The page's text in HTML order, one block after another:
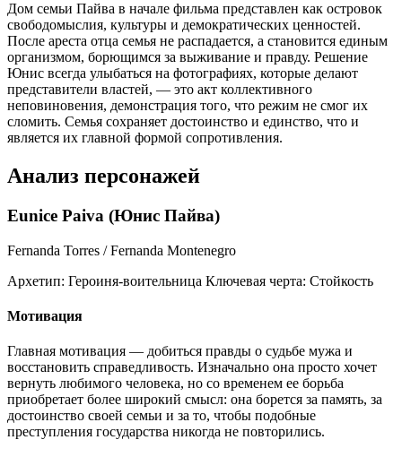
Дом семьи Пайва в начале фильма представлен как островок
свободомыслия, культуры и демократических ценностей.
После ареста отца семья не распадается, а становится единым
организмом, борющимся за выживание и правду. Решение
Юнис всегда улыбаться на фотографиях, которые делают
представители властей, — это акт коллективного
неповиновения, демонстрация того, что режим не смог их
сломить. Семья сохраняет достоинство и единство, что и
является их главной формой сопротивления.
Анализ персонажей
Eunice Paiva (Юнис Пайва)
Fernanda Torres / Fernanda Montenegro
Архетип: Героиня-воительница Ключевая черта: Стойкость
Мотивация
Главная мотивация — добиться правды о судьбе мужа и
восстановить справедливость. Изначально она просто хочет
вернуть любимого человека, но со временем ее борьба
приобретает более широкий смысл: она борется за память, за
достоинство своей семьи и за то, чтобы подобные
преступления государства никогда не повторились.